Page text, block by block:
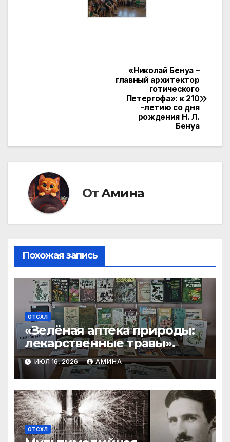
«Николай Бенуа –
главный архитектор
готического
Петергофа»: к 210
-летию со дня
рождения Н. Л.
Бенуа
ОтАмина
Похожая запись
ОТСХЛ
«Зелёная аптека природы:
лекарственные травы».
ИЮЛ 16, 2026 АМИНА
ОТСХЛ